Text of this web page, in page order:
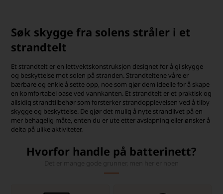
Søk skygge fra solens stråler i et
strandtelt
Et strandtelt er en lettvektskonstruksjon designet for å gi skygge
og beskyttelse mot solen på stranden. Strandteltene våre er
bærbare og enkle å sette opp, noe som gjør dem ideelle for å skape
en komfortabel oase ved vannkanten. Et strandtelt er et praktisk og
allsidig strandtilbehør som forsterker strandopplevelsen ved å tilby
skygge og beskyttelse. De gjør det mulig å nyte strandlivet på en
mer behagelig måte, enten du er ute etter avslapning eller ønsker å
delta på ulike aktiviteter.
Hvorfor handle på batterinett?